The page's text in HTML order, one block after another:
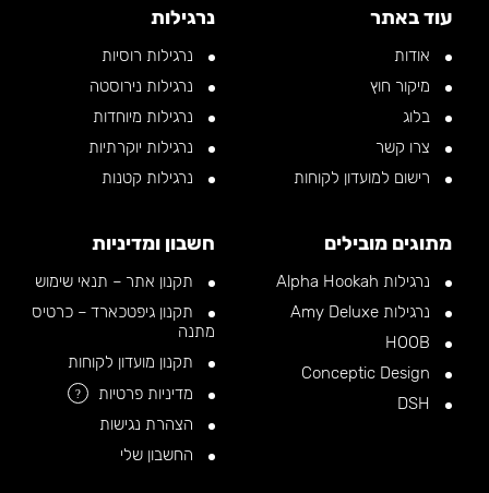
עוד באתר
אודות
מיקור חוץ
בלוג
צרו קשר
רישום למועדון לקוחות
נרגילות
נרגילות רוסיות
נרגילות נירוסטה
נרגילות מיוחדות
נרגילות יוקרתיות
נרגילות קטנות
מתוגים מובילים
נרגילות Alpha Hookah
נרגילות Amy Deluxe
חשבון ומדיניות
תקנון אתר – תנאי שימוש
תקנון גיפטכארד – כרטיס
מתנה
תקנון מועדון לקוחות
מדיניות פרטיות
?
הצהרת נגישות
החשבון שלי